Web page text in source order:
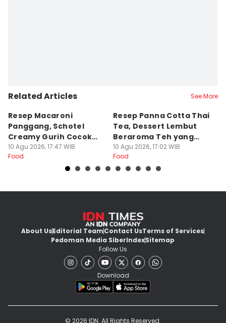
Related Articles See More
Resep Macaroni
Panggang, Schotel
Creamy Gurih Cocok
untuk Camilan
10 Agu 2026, 17:47 WIB
Food
Resep Panna Cotta Thai
Tea, Dessert Lembut
Beraroma Teh yang
Memikat
10 Agu 2026, 17:02 WIB
Food
About UsEditorial TeamContact UsTerms of Services
Pedoman Media SiberIndexSitemap
Follow Us
Download
© 2026 IDN. All Rights Reserved.